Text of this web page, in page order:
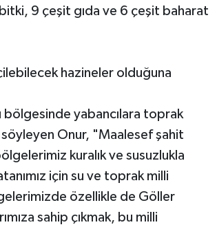
9 çeşit gıda ve 6 çeşit baharat
hazineler olduğuna
yabancılara toprak
söyleyen Onur, "Maalesef şahit
kuralık ve susuzlukla
için su ve toprak milli
özellikle de Göller
sahip çıkmak, bu milli